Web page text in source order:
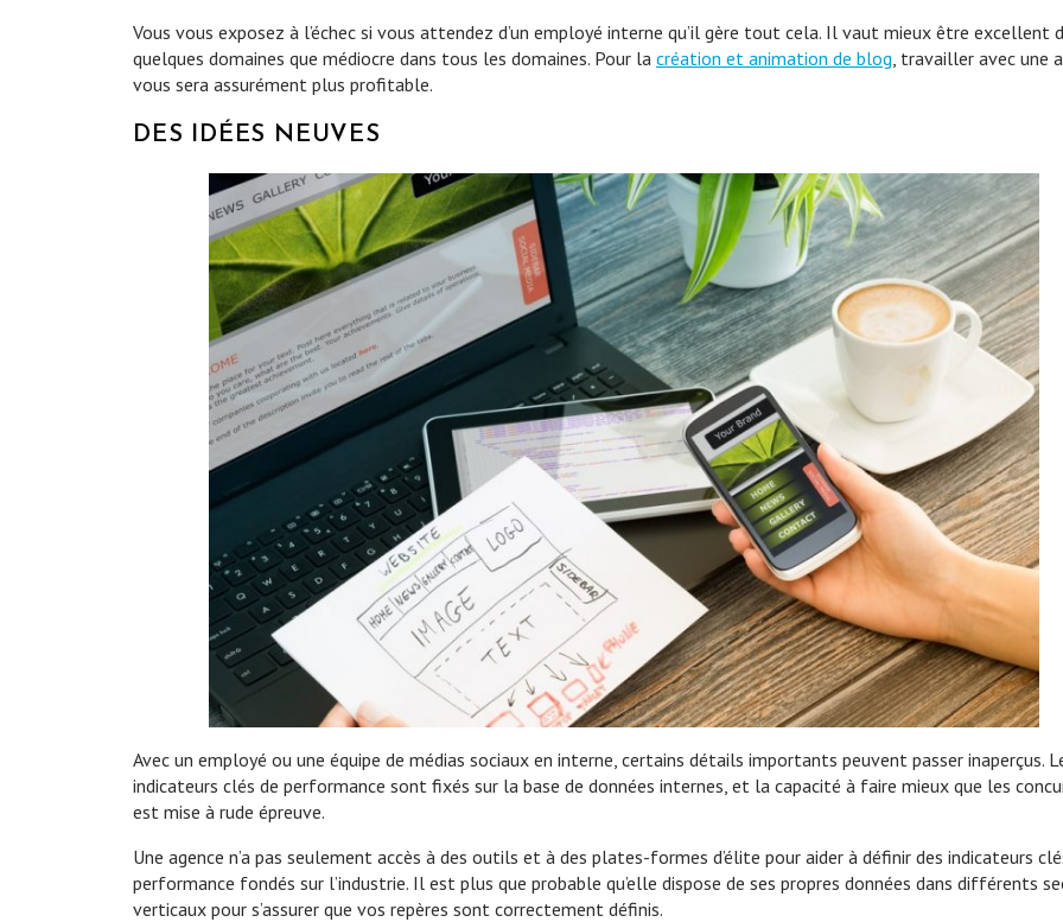
Vous vous exposez à l’échec si vous attendez d’un employé interne qu’il gère tout cela. Il vaut mieux être excellent
quelques domaines que médiocre dans tous les domaines. Pour la création et animation de blog , travailler avec une
vous sera assurément plus profitable.
DES IDÉES NEUVES
Avec un employé ou une équipe de médias sociaux en interne, certains détails importants peuvent passer inaperçus.
indicateurs clés de performance sont fixés sur la base de données internes, et la capacité à faire mieux que les
est mise à rude épreuve.
Une agence n’a pas seulement accès à des outils et à des plates-formes d’élite pour aider à définir des indicateurs
performance fondés sur l’industrie. Il est plus que probable qu’elle dispose de ses propres données dans différents
verticaux pour s’assurer que vos repères sont correctement définis.